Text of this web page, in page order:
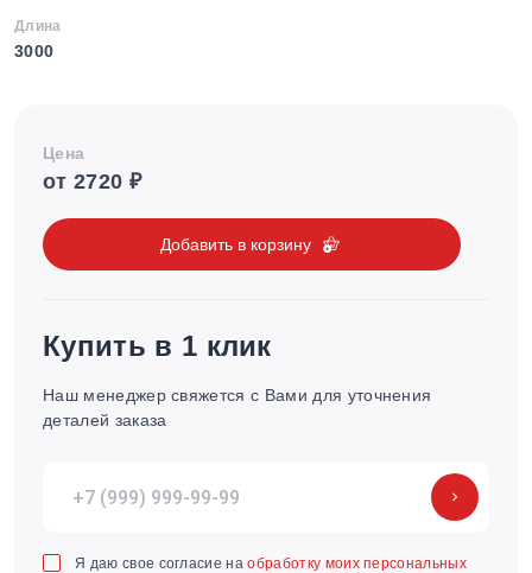
Длина
3000
Цена
от 2720 ₽
Добавить в корзину
Купить в 1 клик
Наш менеджер свяжется с Вами для уточнения
деталей заказа
Я даю свое согласие наобработку моих персональных